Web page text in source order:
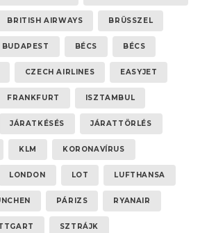
BRITISH AIRWAYS BRÜSSZEL
BUDAPEST BÉCS BÉCS
CZECH AIRLINES EASYJET
FRANKFURT ISZTAMBUL
JÁRATKÉSÉS JÁRATTÖRLÉS
KLM KORONAVÍRUS
LONDON LOT LUFTHANSA
PÁRIZS RYANAIR
SZTRÁJK